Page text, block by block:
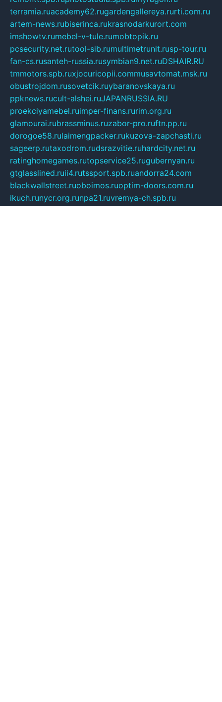
terramia.ruacademy62.rugardengallereya.rurti.com.ru
artem-news.rubiserinca.rukrasnodarkurort.com
imshowtv.rumebel-v-tule.rumobtopik.ru
pcsecurity.net.rutool-sib.rumultimetrunit.rusp-tour.ru
fan-cs.rusanteh-russia.rusymbian9.net.ruDSHAIR.RU
tmmotors.spb.ruxjocuricopii.commusavtomat.msk.ru
obustrojdom.rusovetcik.ruybaranovskaya.ru
ppknews.rucult-alshei.ruJAPANRUSSIA.RU
proekciyamebel.ruimper-finans.rurim.org.ru
glamourai.rubrassminus.ruzabor-pro.ruftn.pp.ru
dorogoe58.rulaimengpacker.rukuzova-zapchasti.ru
sageerp.rutaxodrom.rudsrazvitie.ruhardcity.net.ru
ratinghomegames.rutopservice25.rugubernyan.ru
gtglasslined.ruii4.rutssport.spb.ruandorra24.com
blackwallstreet.ruoboimos.ruoptim-doors.com.ru
ikuch.runycr.org.runpa21.ruvremya-ch.spb.ru